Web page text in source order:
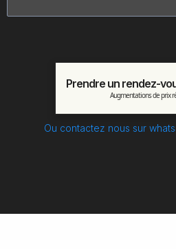
Prendre un rendez-
Augmentations de prix
Ou contactez nous sur